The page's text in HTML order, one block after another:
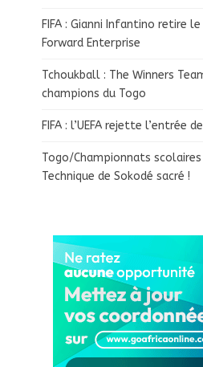
FIFA : Gianni Infantino retire
Forward Enterprise
Tchoukball : The Winners
champions du Togo
FIFA : l’UEFA rejette l’entrée
Togo/Championnats scolaires
Technique de Sokodé sacré !